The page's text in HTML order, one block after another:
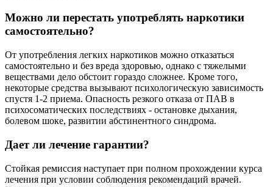
Можно ли перестать употреблять наркотики
самостоятельно?
От употребления легких наркотиков можно отказаться
самостоятельно и без вреда здоровью, однако с тяжелыми
веществами дело обстоит гораздо сложнее. Кроме того,
некоторые средства вызывают психологическую зависимость
спустя 1-2 приема. Опасность резкого отказа от ПАВ в
психосоматических последствиях - остановке дыхания,
болевом шоке, развитии абстинентного синдрома.
Дает ли лечение гарантии?
Стойкая ремиссия наступает при полном прохождении курса
лечения при условии соблюдения рекомендаций врачей.